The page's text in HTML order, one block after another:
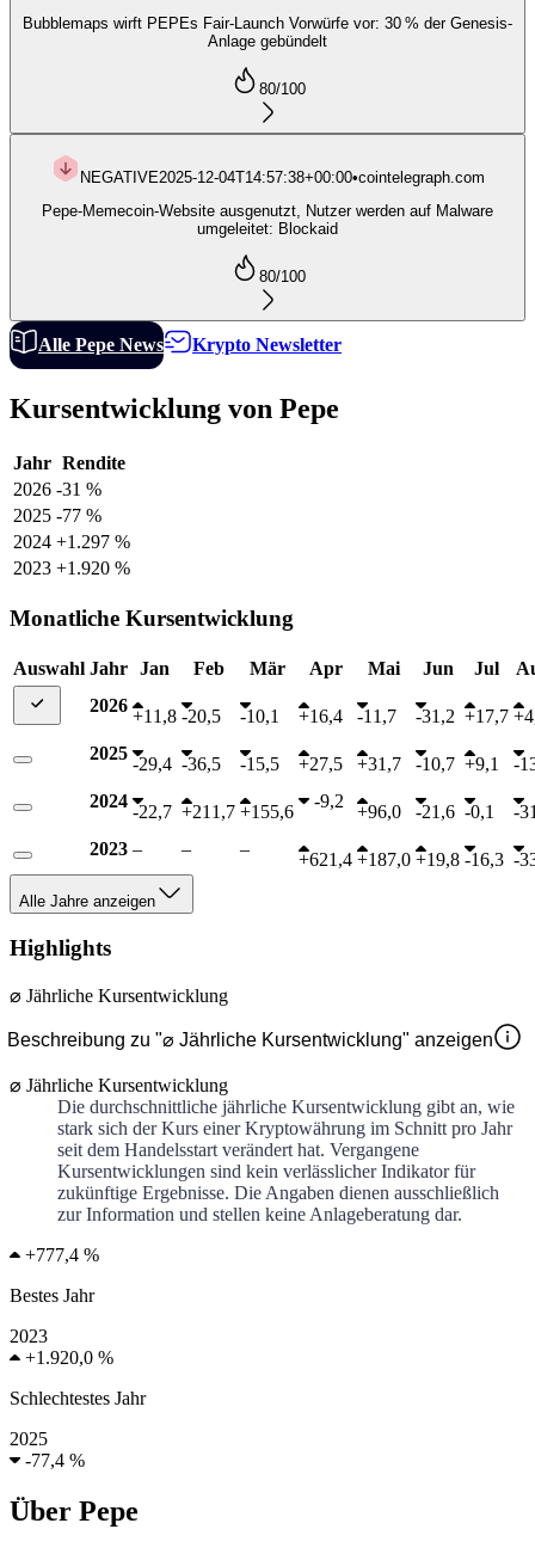
Bubblemaps wirft PEPEs Fair-Launch Vorwürfe vor: 30 % der Genesis-
Anlage gebündelt
80/100
NEGATIVE2025-12-04T14:57:38+00:00•cointelegraph.com
Pepe‑Memecoin-Website ausgenutzt, Nutzer werden auf Malware
umgeleitet: Blockaid
80/100
Alle Pepe News Krypto Newsletter
Kursentwicklung von Pepe
Jahr Rendite
2026 -31 %
2025 -77 %
2024 +1.297 %
2023 +1.920 %
Monatliche Kursentwicklung
Auswahl Jahr Jan Feb Mär Apr Mai Jun Jul
2026
+11,8 -20,5 -10,1 +16,4 -11,7 -31,2 +17,7 +
2025
-29,4 -36,5 -15,5 +27,5 +31,7 -10,7 +9,1 -
2024
-22,7 +211,7 +155,6
-9,2
+96,0 -21,6 -0,1 -
2023 – – –
+621,4 +187,0 +19,8 -16,3 -
Alle Jahre anzeigen
Highlights
⌀ Jährliche Kursentwicklung
Beschreibung zu "⌀ Jährliche Kursentwicklung" anzeigen
⌀ Jährliche Kursentwicklung
Die durchschnittliche jährliche Kursentwicklung gibt an, wie
stark sich der Kurs einer Kryptowährung im Schnitt pro Jahr
seit dem Handelsstart verändert hat. Vergangene
Kursentwicklungen sind kein verlässlicher Indikator für
zukünftige Ergebnisse. Die Angaben dienen ausschließlich
zur Information und stellen keine Anlageberatung dar.
+777,4 %
Bestes Jahr
2023
+1.920,0 %
Schlechtestes Jahr
2025
-77,4 %
Über Pepe